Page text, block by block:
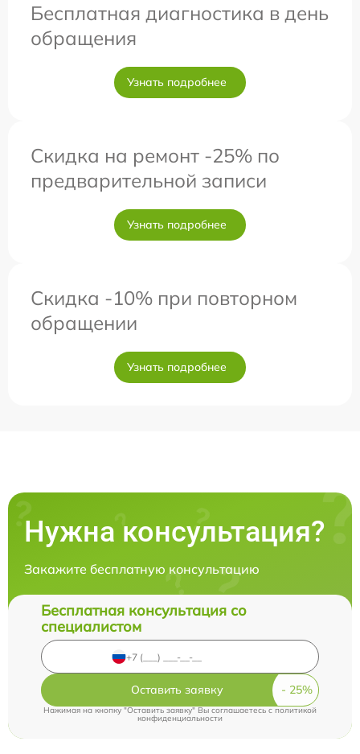
Бесплатная диагностика в день
обращения
Узнать подробнее
Скидка на ремонт -25% по
предварительной записи
Узнать подробнее
Скидка -10% при повторном
обращении
Узнать подробнее
Нужна консультация?
Закажите бесплатную консультацию
Бесплатная консультация со
специалистом
Оставить заявку
Нажимая на кнопку "Оставить заявку" Вы соглашаетесь cполитикой
конфиденциальности